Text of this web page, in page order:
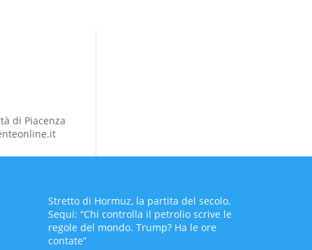
di Piacenza
Stretto di Hormuz, la partita del secolo.
Sequi: “Chi controlla il petrolio scrive le
regole del mondo. Trump? Ha le ore
contate”